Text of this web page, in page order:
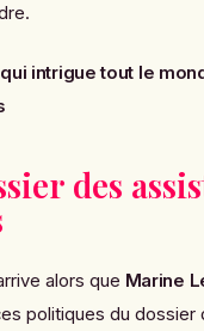
intrigue tout le
des
alors que Marine
politiques du dossier